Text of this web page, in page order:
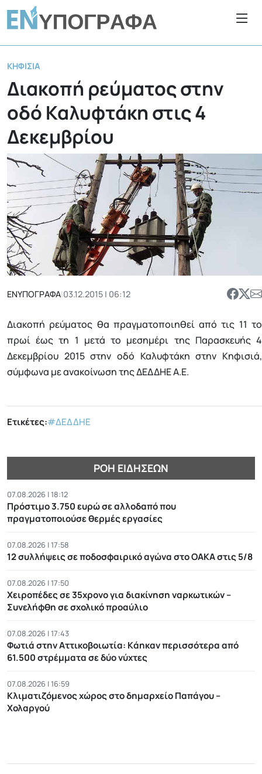
ΚΗΦΙΣΙΆ
Διακοπή ρεύματος στην
οδό Καλυφτάκη στις 4
Δεκεμβρίου
ΕΝΥΠΟΓΡΑΦΑ|03.12.2015 | 06:12
Διακοπή ρεύματος θα πραγματοποιηθεί από τις 11 το
πρωί έως τη 1 μετά το μεσημέρι της Παρασκευής 4
Δεκεμβρίου 2015 στην οδό Καλυφτάκη στην Κηφισιά,
σύμφωνα με ανακοίνωση της ΔΕΔΔΗΕ Α.Ε.
Ετικέτες:#ΔΕΔΔΗΕ
ΡΟΉ ΕΙΔΉΣΕΩΝ
07.08.2026 | 18:12
Πρόστιμο 3.750 ευρώ σε αλλοδαπό που
πραγματοποιούσε θερμές εργασίες
07.08.2026 | 17:58
12 συλλήψεις σε ποδοσφαιρικό αγώνα στο ΟΑΚΑ στις 5/8
07.08.2026 | 17:50
Χειροπέδες σε 35χρονο για διακίνηση ναρκωτικών –
Συνελήφθη σε σχολικό προαύλιο
07.08.2026 | 17:43
Φωτιά στην Αττικοβοιωτία: Kάηκαν περισσότερα από
61.500 στρέμματα σε δύο νύχτες
07.08.2026 | 16:59
Κλιματιζόμενος χώρος στο δημαρχείο Παπάγου –
Χολαργού